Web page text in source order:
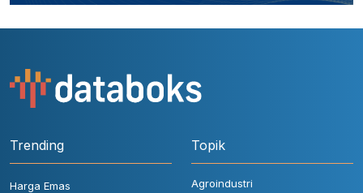
Trending
Harga Emas
Topik
Agroindustri